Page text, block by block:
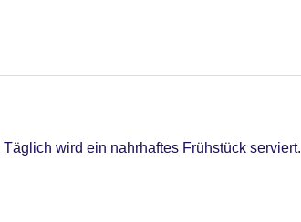
5
wird ein nahrhaftes Frühstück serviert.